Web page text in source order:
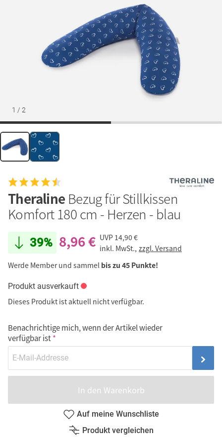
1 / 2
Theraline Bezug für Stillkissen
Komfort 180 cm - Herzen - blau
39% 8,96 € UVP 14,90 €
inkl. MwSt., zzgl. Versand
Werde Member und sammel bis zu 45 Punkte!
Produkt ausverkauft
Dieses Produkt ist aktuell nicht verfügbar.
Benachrichtige mich, wenn der Artikel wieder
verfügbar ist
In den Warenkorb
Auf meine Wunschliste
Produkt vergleichen